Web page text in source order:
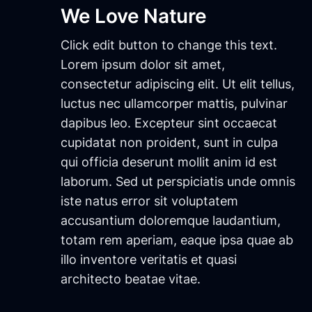
We Love Nature​
Click edit button to change this text.
Lorem ipsum dolor sit amet,
consectetur adipiscing elit. Ut elit tellus,
luctus nec ullamcorper mattis, pulvinar
dapibus leo. Excepteur sint occaecat
cupidatat non proident, sunt in culpa
qui officia deserunt mollit anim id est
laborum. Sed ut perspiciatis unde omnis
iste natus error sit voluptatem
accusantium doloremque laudantium,
totam rem aperiam, eaque ipsa quae ab
illo inventore veritatis et quasi
architecto beatae vitae.​